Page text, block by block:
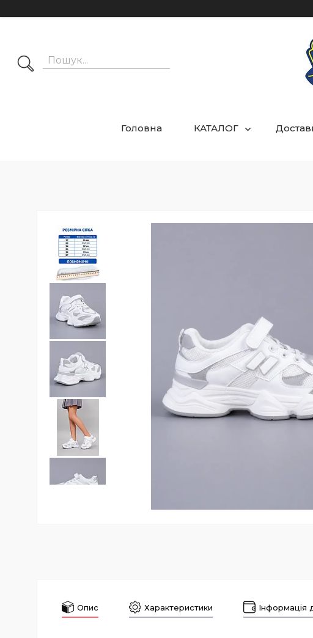
Головна КАТАЛОГ
Опис Характеристики Інформація